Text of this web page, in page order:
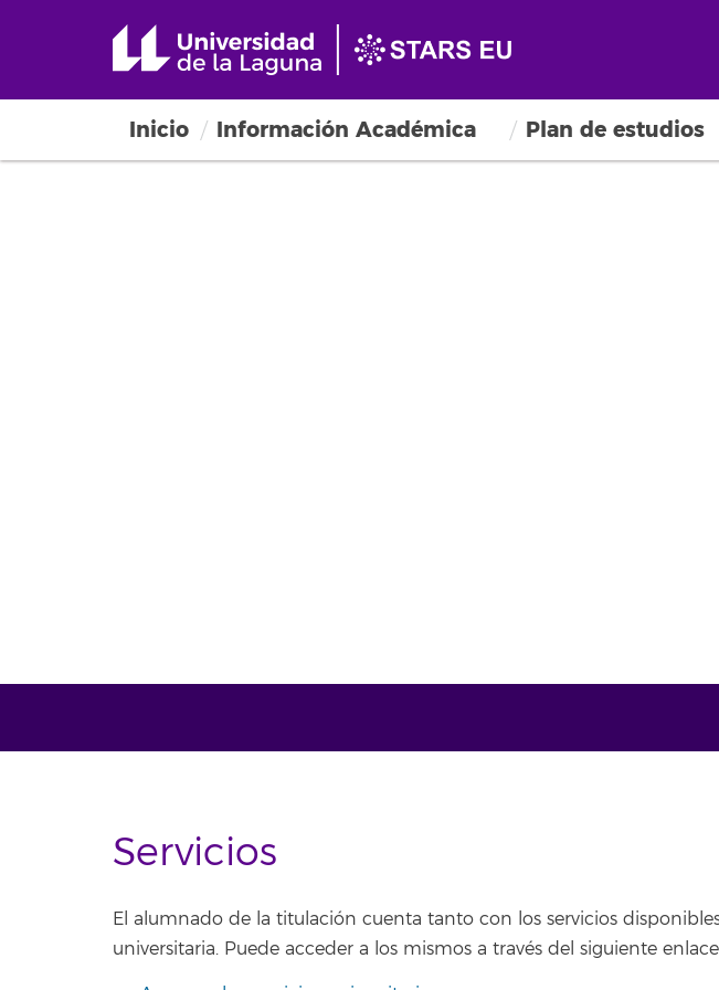
Inicio Información Académica Plan de estudios
Servicios
El alumnado de la titulación cuenta tanto con los servicios
universitaria. Puede acceder a los mismos a través del siguiente